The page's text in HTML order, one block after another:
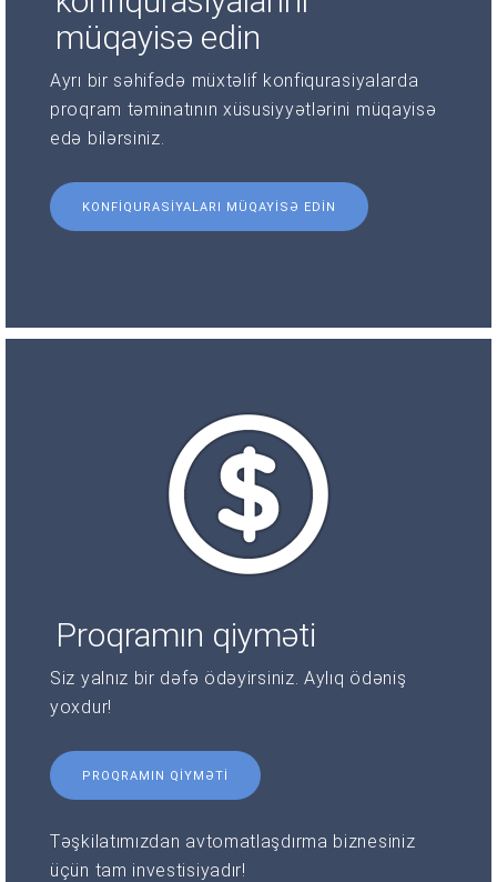
müqayisə edin
Ayrı bir səhifədə müxtəlif konfiqurasiyalarda
proqram təminatının xüsusiyyətlərini müqayisə
edə bilərsiniz.
KONFIQURASIYALARI MÜQAYISƏ EDIN
Proqramın qiyməti
Siz yalnız bir dəfə ödəyirsiniz. Aylıq ödəniş
yoxdur!
PROQRAMIN QIYMƏTI
Təşkilatımızdan avtomatlaşdırma biznesiniz
üçün tam investisiyadır!